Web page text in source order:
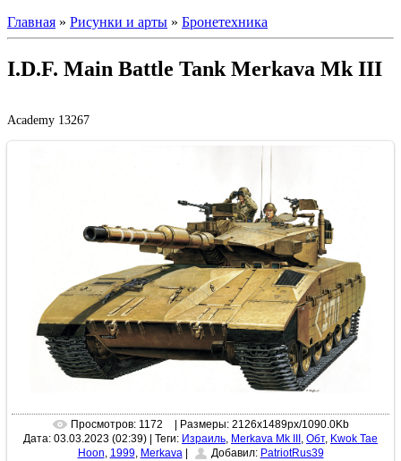
Главная » Рисунки и арты » Бронетехника
I.D.F. Main Battle Tank Merkava Mk III
Academy 13267
Просмотров: 1172
| Размеры: 2126x1489px/1090.0Kb
Дата: 03.03.2023 (02:39)
Теги: Израиль, Merkava Mk III , Обт, Kwok Tae
Hoon, 1999, Merkava| Добавил: PatriotRus39